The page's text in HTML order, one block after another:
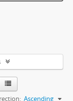
Ascending